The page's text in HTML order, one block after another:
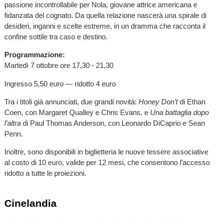
passione incontrollabile per Nola, giovane attrice americana e
fidanzata del cognato. Da quella relazione nascerà una spirale di
desideri, inganni e scelte estreme, in un dramma che racconta il
confine sottile tra caso e destino.
Programmazione:
Martedì 7 ottobre ore 17,30 - 21,30
Ingresso 5,50 euro — ridotto 4 euro
Tra i titoli già annunciati, due grandi novità: Honey Don’tdi Ethan
Coen, con Margaret Qualley e Chris Evans, e Una battaglia dopo
l’altradi Paul Thomas Anderson, con Leonardo DiCaprio e Sean
Penn.
Inoltre, sono disponibili in biglietteria le nuove tessere associative
al costo di 10 euro, valide per 12 mesi, che consentono l’accesso
ridotto a tutte le proiezioni.
Cinelandia